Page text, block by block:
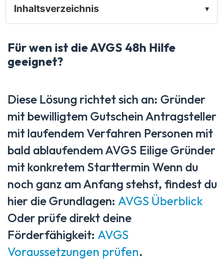
Inhaltsverzeichnis ▾
Für wen ist die AVGS 48h Hilfe
geeignet?
Diese Lösung richtet sich an: Gründer
mit bewilligtem Gutschein Antragsteller
mit laufendem Verfahren Personen mit
bald ablaufendem AVGS Eilige Gründer
mit konkretem Starttermin Wenn du
noch ganz am Anfang stehst, findest du
hier die Grundlagen: AVGS Überblick
Oder prüfe direkt deine
Förderfähigkeit: AVGS
Voraussetzungen prüfen.